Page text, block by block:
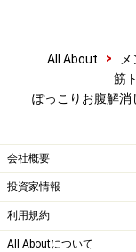
肉トレーニング]
右手と左足のつ
刺激します。ち
All About >
筋
ぽっこりお腹解消
会社概要
投資家情報
利用規約
All Aboutについて